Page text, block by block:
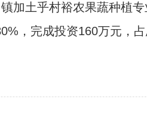
加土乎村裕农果蔬种植
，完成投资160万元，占